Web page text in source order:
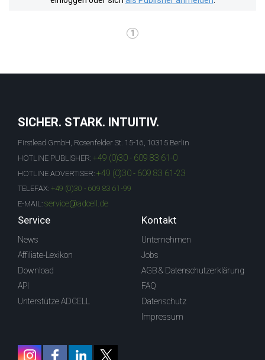
1
SICHER. STARK. INTUITIV.
Firstlead GmbH, Rosenfelder St. 15-16, 10315 Berlin
HOTLINE PUBLISHER: +49 (0)30 - 609 83 61-0
HOTLINE ADVERTISER: +49 (0)30 - 609 83 61-23
TELEFAX: +49 (0)30 - 609 83 61-99
E-MAIL: service@adcell.de
Service
News
Affiliate-Lexikon
Download
API
Unterstütze ADCELL
Kontakt
Unternehmen
Jobs
AGB & Datenschutzerklärung
FAQ
Datenschutz
Impressum